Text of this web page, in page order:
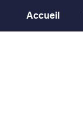
Accueil